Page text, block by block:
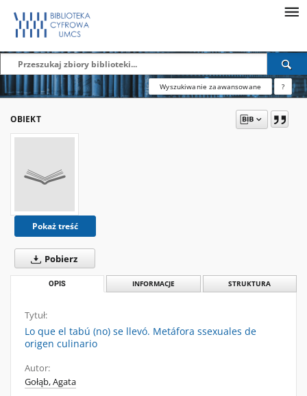
Wyszukiwanie zaawansowane ?
OBIEKT
Pokaż treść
Pobierz
OPIS INFORMACJE STRUKTURA
Tytuł:
Lo que el tabú (no) se llevó. Metáfora ssexuales de
origen culinario
Autor:
Gołąb, Agata